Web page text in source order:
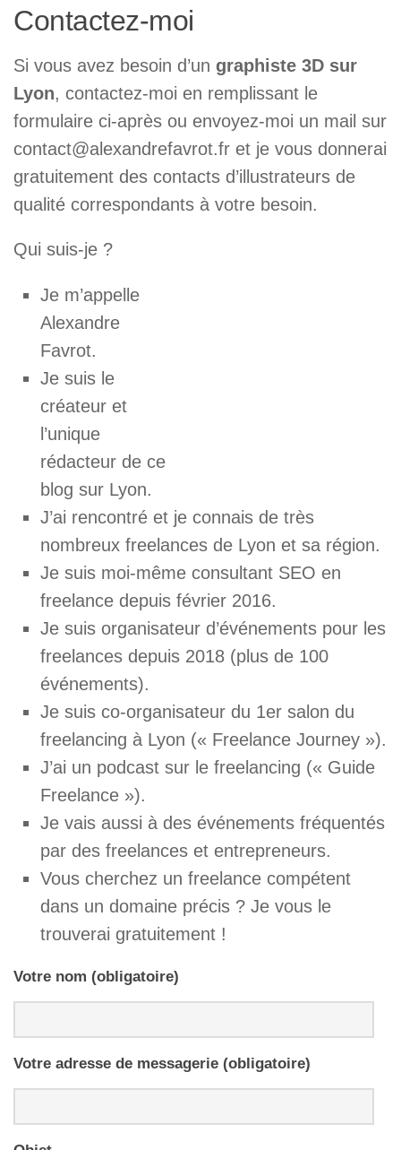
Contactez-moi
Si vous avez besoin d’un graphiste 3D sur
Lyon, contactez-moi en remplissant le
formulaire ci-après ou envoyez-moi un mail sur
contact@alexandrefavrot.fr et je vous donnerai
gratuitement des contacts d’illustrateurs de
qualité correspondants à votre besoin.
Qui suis-je ?
Je m’appelle
Alexandre
Favrot.
Je suis le
créateur et
l’unique
rédacteur de ce
blog sur Lyon.
J’ai rencontré et je connais de très
nombreux freelances de Lyon et sa région.
Je suis moi-même consultant SEO en
freelance depuis février 2016.
Je suis organisateur d’événements pour les
freelances depuis 2018 (plus de 100
événements).
Je suis co-organisateur du 1er salon du
freelancing à Lyon (« Freelance Journey »).
J’ai un podcast sur le freelancing (« Guide
Freelance »).
Je vais aussi à des événements fréquentés
par des freelances et entrepreneurs.
Vous cherchez un freelance compétent
dans un domaine précis ? Je vous le
trouverai gratuitement !
Votre nom (obligatoire)
Votre adresse de messagerie (obligatoire)